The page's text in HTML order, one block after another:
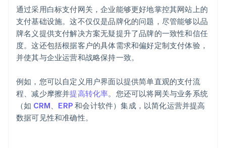
通过采用白标支付网关，企业能够更好地掌控其网站上的
支付基础设施。这不仅仅是品牌化的问题，尽管能够以品
牌名义提供支付解决方案无疑提升了品牌的一致性和信任
度。这还包括根据客户的具体需求和偏好定制支付体验，
并使其与企业运营和战略保持一致。
例如，您可以自定义用户界面以提供简单直观的支付流
程、减少摩擦并提高转化率。您还可以将网关与业务系统
（如 CRM、 ERP 和会计软件）集成，以简化运营并提高
数据可见性和准确性。